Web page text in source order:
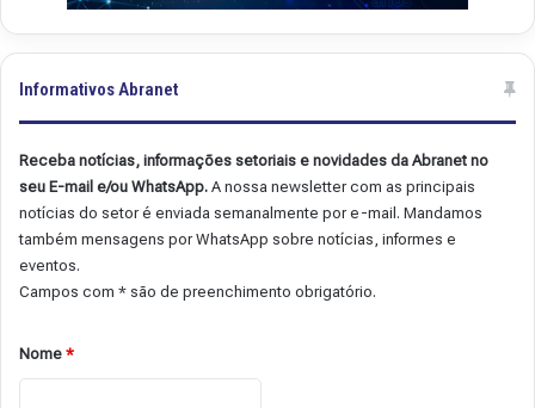
Informativos Abranet
Receba notícias, informações setoriais e novidades da Abranet no
seu E-mail e/ou WhatsApp. A nossa newsletter com as principais
notícias do setor é enviada semanalmente por e-mail. Mandamos
também mensagens por WhatsApp sobre notícias, informes e
eventos.
Campos com * são de preenchimento obrigatório.
Nome *